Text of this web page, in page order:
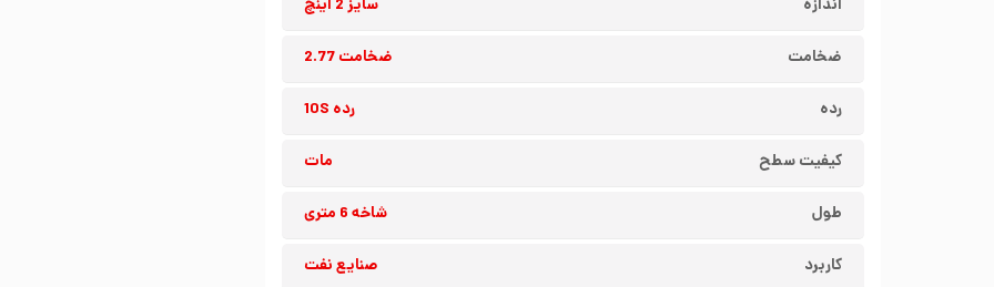
اندازه سایز 2 اینچ
ضخامت ضخامت 2.77
رده رده 10S
کیفیت سطح مات
طول شاخه 6 متری
کاربرد صنایع نفت